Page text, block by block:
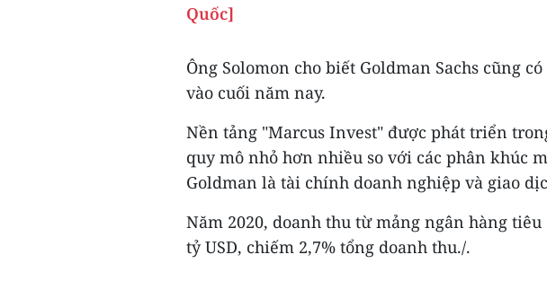
Quốc]
Ông Solomon cho biết Goldman Sachs cũng
vào cuối năm nay.
Nền tảng "Marcus Invest" được phát triển
quy mô nhỏ hơn nhiều so với các phân khúc
Goldman là tài chính doanh nghiệp và giao
Năm 2020, doanh thu từ mảng ngân hàng
tỷ USD, chiếm 2,7% tổng doanh thu./.